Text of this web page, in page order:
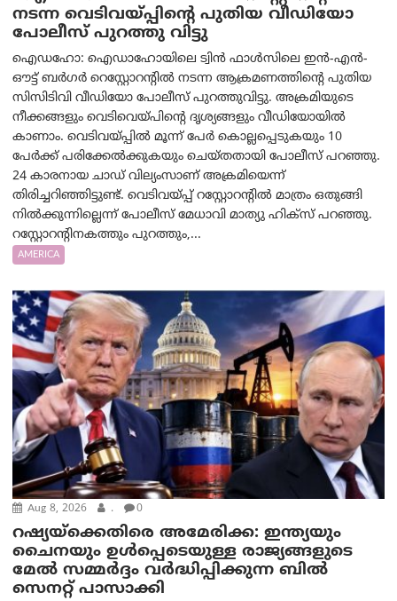
നടന്ന വെടിവയ്പ്പിന്റെ പുതിയ വീഡിയോ
പോലീസ് പുറത്തു വിട്ടു
ഐഡഹോ: ഐഡാഹോയിലെ ട്വിൻ ഫാൾസിലെ ഇൻ-എൻ-
ഔട്ട് ബർഗർ റെസ്റ്റോറന്റിൽ നടന്ന ആക്രമണത്തിന്റെ പുതിയ
സിസിടിവി വീഡിയോ പോലീസ് പുറത്തുവിട്ടു. അക്രമിയുടെ
നീക്കങ്ങളും വെടിവെയ്പിന്റെ ദൃശ്യങ്ങളും വീഡിയോയില്‍
കാണാം. വെടിവയ്പ്പിൽ മൂന്ന് പേർ കൊല്ലപ്പെടുകയും 10
പേർക്ക് പരിക്കേൽക്കുകയും ചെയ്തതായി പോലീസ് പറഞ്ഞു.
24 കാരനായ ചാഡ് വില്യംസാണ് അക്രമിയെന്ന്
തിരിച്ചറിഞ്ഞിട്ടുണ്ട്. വെടിവയ്പ്പ് റസ്റ്റോറന്റിൽ മാത്രം ഒതുങ്ങി
നിൽക്കുന്നില്ലെന്ന് പോലീസ് മേധാവി മാത്യു ഹിക്സ് പറഞ്ഞു.
റസ്റ്റോറന്റിനകത്തും പുറത്തും,...
AMERICA
Aug 8, 2026 . 0
റഷ്യയ്‌ക്കെതിരെ അമേരിക്ക: ഇന്ത്യയും
ചൈനയും ഉൾപ്പെടെയുള്ള രാജ്യങ്ങളുടെ
മേൽ സമ്മർദ്ദം വർദ്ധിപ്പിക്കുന്ന ബിൽ
സെനറ്റ് പാസാക്കി